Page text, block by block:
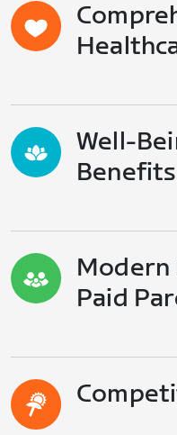
Well-
Benefits
Modern
Paid